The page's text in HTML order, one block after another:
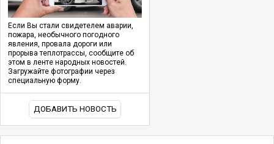
Если Вы стали свидетелем аварии,
пожара, необычного погодного
явления, провала дороги или
прорыва теплотрассы, сообщите об
этом в ленте народных новостей.
Загружайте фотографии через
специальную форму.
ДОБАВИТЬ НОВОСТЬ